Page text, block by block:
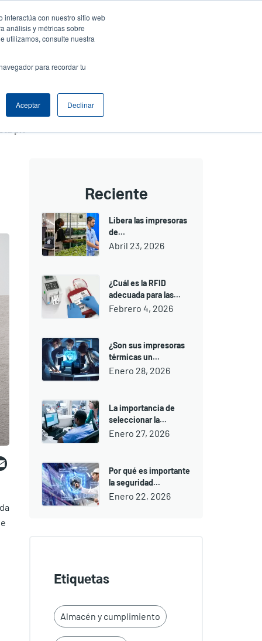
interactúa con nuestro sitio web
análisis y métricas sobre
utilizamos, consulte nuestra
para recordar tu
Aceptar Declinar
sesión / Registrarse
Header
5 razones para limpiar su impresora térmica esta primavera
Email
Reciente
Libera las impresoras
de...
Abril 23, 2026
¿Cuál es la RFID
adecuada para las...
Febrero 4, 2026
¿Son sus impresoras
térmicas un...
Enero 28, 2026
La importancia de
seleccionar la...
Enero 27, 2026
Por qué es importante
la seguridad...
Enero 22, 2026
Etiquetas
Almacén y cumplimiento